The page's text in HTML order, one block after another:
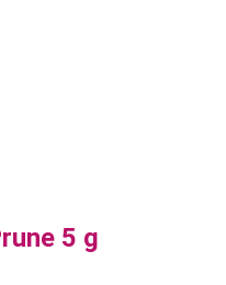
5 g